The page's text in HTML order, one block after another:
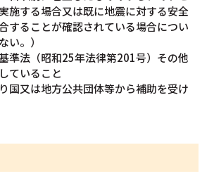
施する場合又は既に地震に対する安全
することが確認されている場合につい
い。）
準法（昭和25年法律第201号）その他
ていること
国又は地方公共団体等から補助を受け